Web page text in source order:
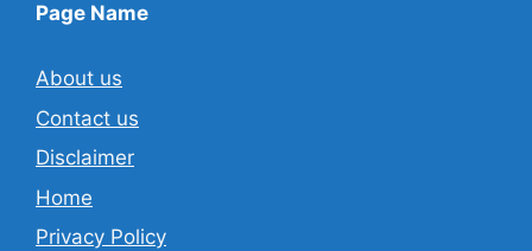
Page Name
About us
Contact us
Disclaimer
Home
Privacy Policy